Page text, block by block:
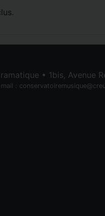
• 1bis, Avenue
: